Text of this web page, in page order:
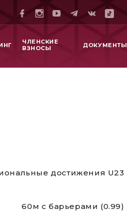
ЧЛЕНСКИЕ
ВЗНОСЫ
ДОКУМЕНТЫ
достижения U23
60м с барьерами (0.99)